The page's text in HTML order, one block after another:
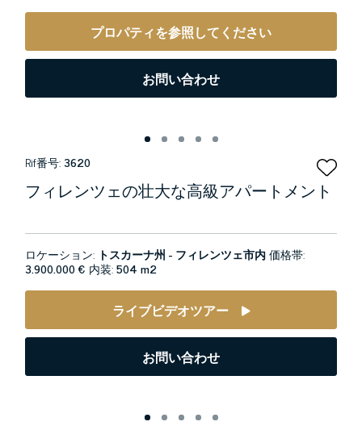
プロパティを参照してください
お問い合わせ
Rif番号:3620
フィレンツェの壮大な高級アパートメント
ロケーション: トスカーナ州 - フィレンツェ市内価格帯:
3.900.000 € 内装:504 m2
ライブビデオツアー
お問い合わせ